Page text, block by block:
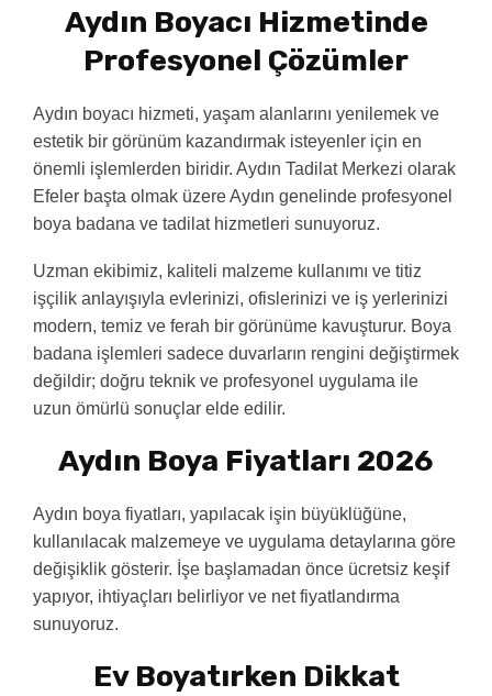
Aydın Boyacı Hizmetinde
Profesyonel Çözümler
Aydın boyacı hizmeti, yaşam alanlarını yenilemek ve
estetik bir görünüm kazandırmak isteyenler için en
önemli işlemlerden biridir. Aydın Tadilat Merkezi olarak
Efeler başta olmak üzere Aydın genelinde profesyonel
boya badana ve tadilat hizmetleri sunuyoruz.
Uzman ekibimiz, kaliteli malzeme kullanımı ve titiz
işçilik anlayışıyla evlerinizi, ofislerinizi ve iş yerlerinizi
modern, temiz ve ferah bir görünüme kavuşturur. Boya
badana işlemleri sadece duvarların rengini değiştirmek
değildir; doğru teknik ve profesyonel uygulama ile
uzun ömürlü sonuçlar elde edilir.
Aydın Boya Fiyatları 2026
Aydın boya fiyatları, yapılacak işin büyüklüğüne,
kullanılacak malzemeye ve uygulama detaylarına göre
değişiklik gösterir. İşe başlamadan önce ücretsiz keşif
yapıyor, ihtiyaçları belirliyor ve net fiyatlandırma
sunuyoruz.
Ev Boyatırken Dikkat